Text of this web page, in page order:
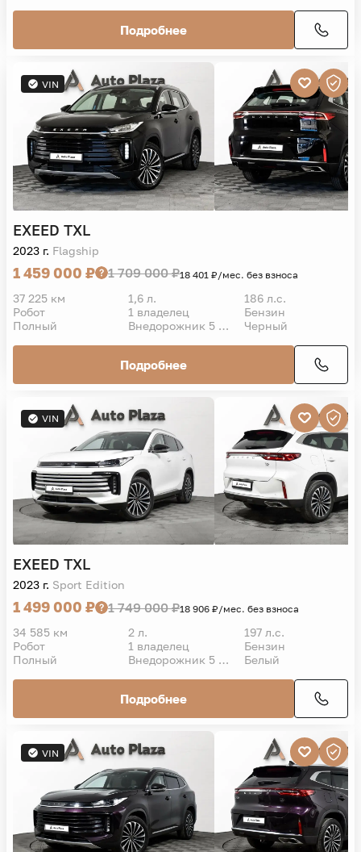
Подробнее
VIN
EXEED TXL
2023 г. Flagship
1 459 000 ₽ 1 709 000 ₽18 401 ₽/мес. без взноса
37 225 км 1,6 л.
186 л.с.
Робот
1 владелец
Бензин
Полный
Внедорожник 5 дв. Черный
Подробнее
VIN
EXEED TXL
2023 г. Sport Edition
1 499 000 ₽ 1 749 000 ₽18 906 ₽/мес. без взноса
34 585 км 2 л.
197 л.с.
Робот
1 владелец
Бензин
Полный
Внедорожник 5 дв. Белый
Подробнее
VIN